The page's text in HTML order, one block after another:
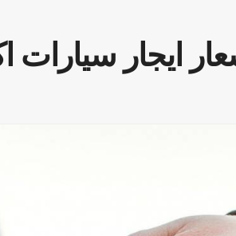
ايجار سيارات